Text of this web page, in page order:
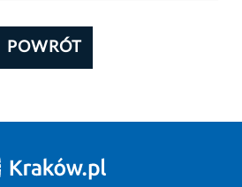
POWRÓT